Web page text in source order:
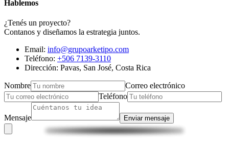
Hablemos
¿Tenés un proyecto?
Contanos y diseñamos la estrategia juntos.
Email: info@grupoarketipo.com
Teléfono: +506 7139-3110
Dirección: Pavas, San José, Costa Rica
Nombre
Correo electrónico
Teléfono
Mensaje Enviar mensaje